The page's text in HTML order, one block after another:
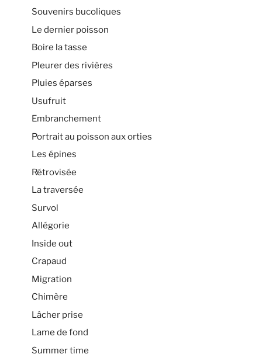
Souvenirs bucoliques
Le dernier poisson
Boire la tasse
Pleurer des rivières
Pluies éparses
Usufruit
Embranchement
Portrait au poisson aux orties
Les épines
Rétrovisée
La traversée
Survol
Allégorie
Inside out
Crapaud
Migration
Chimère
Lâcher prise
Lame de fond
Summer time